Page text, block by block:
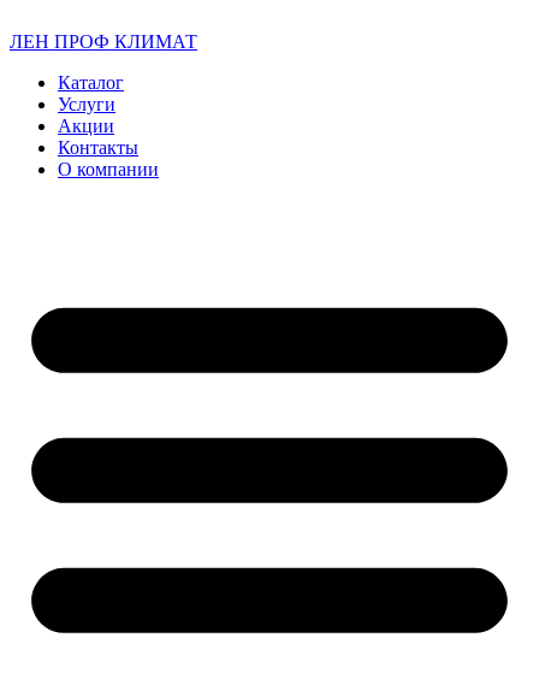
ЛЕН ПРОФ КЛИМАТ
Каталог
Услуги
Акции
Контакты
О компании